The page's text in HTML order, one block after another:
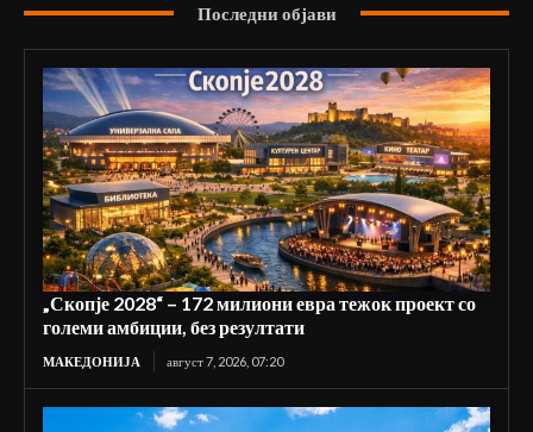
Последни објави
„Скопје 2028“ – 172 милиони евра тежок проект со
големи амбиции, без резултати
МАКЕДОНИЈА август 7, 2026, 07:20